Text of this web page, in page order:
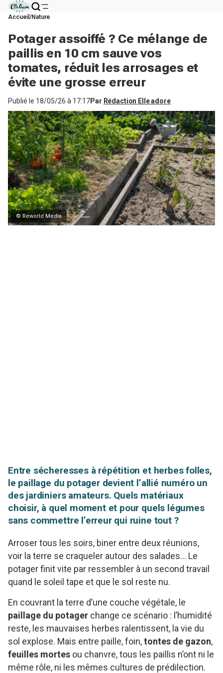
Accueil Nature
Potager assoiffé ? Ce mélange de
paillis en 10 cm sauve vos
tomates, réduit les arrosages et
évite une grosse erreur
Publié le 18/05/26 à 17:17Par Rédaction Elle adore
© Reworld Media
Entre sécheresses à répétition et herbes folles,
le paillage du potager devient l’allié numéro un
des jardiniers amateurs. Quels matériaux
choisir, à quel moment et pour quels légumes
sans commettre l’erreur qui ruine tout ?
Arroser tous les soirs, biner entre deux réunions,
voir la terre se craqueler autour des salades… Le
potager finit vite par ressembler à un second travail
quand le soleil tape et que le sol reste nu.
En couvrant la terre d’une couche végétale, le
paillage du potager change ce scénario : l’humidité
reste, les mauvaises herbes ralentissent, la vie du
sol explose. Mais entre paille, foin,tontes de gazon,
feuilles mortes ou chanvre, tous les paillis n’ont ni le
même rôle, ni les mêmes cultures de prédilection.